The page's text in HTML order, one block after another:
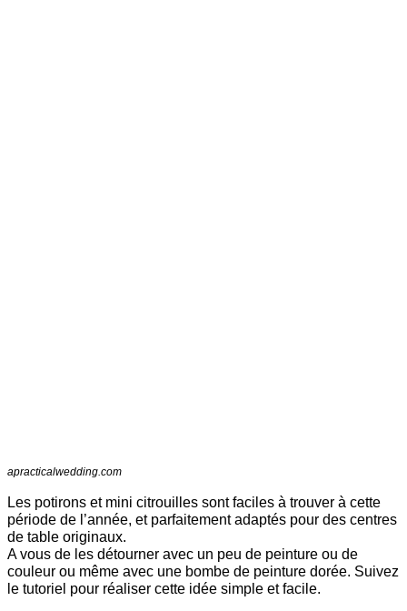
apracticalwedding.com
Les potirons et mini citrouilles sont faciles à trouver à cette
période de l’année, et parfaitement adaptés pour des centres
de table originaux.
A vous de les détourner avec un peu de peinture ou de
couleur ou même avec une bombe de peinture dorée. Suivez
le tutoriel pour réaliser cette idée simple et facile.